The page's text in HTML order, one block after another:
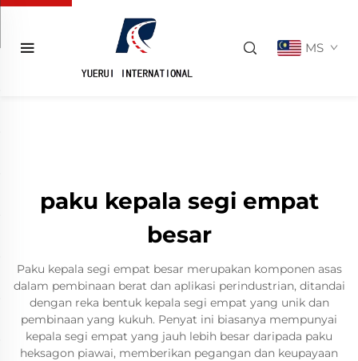
MS
paku kepala segi empat
besar
Paku kepala segi empat besar merupakan komponen asas
dalam pembinaan berat dan aplikasi perindustrian, ditandai
dengan reka bentuk kepala segi empat yang unik dan
pembinaan yang kukuh. Penyat ini biasanya mempunyai
kepala segi empat yang jauh lebih besar daripada paku
heksagon piawai, memberikan pegangan dan keupayaan